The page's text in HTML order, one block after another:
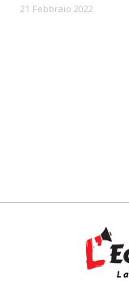
21 Febbraio 2022